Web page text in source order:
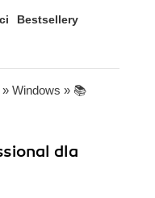
Bestsellery
» Windows » 📚
dla